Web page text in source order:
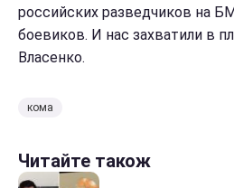
российских разведчиков на
боевиков. И нас захватили в
Власенко.
кома
Читайте також